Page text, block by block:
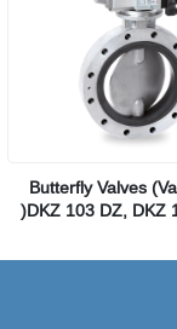
Butterfly Valves
)DKZ 103 DZ, DKZ